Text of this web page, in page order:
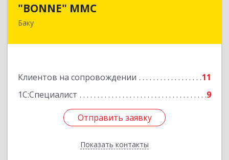
"BONNE" MMC
Баку
Клиентов на сопровождении
11
1С:Специалист
9
Отправить заявку
Показать контакты
AZ1033, Азербайджан, г. Баку, пр Г.Алиева 95,
Отправить заявку
Назад